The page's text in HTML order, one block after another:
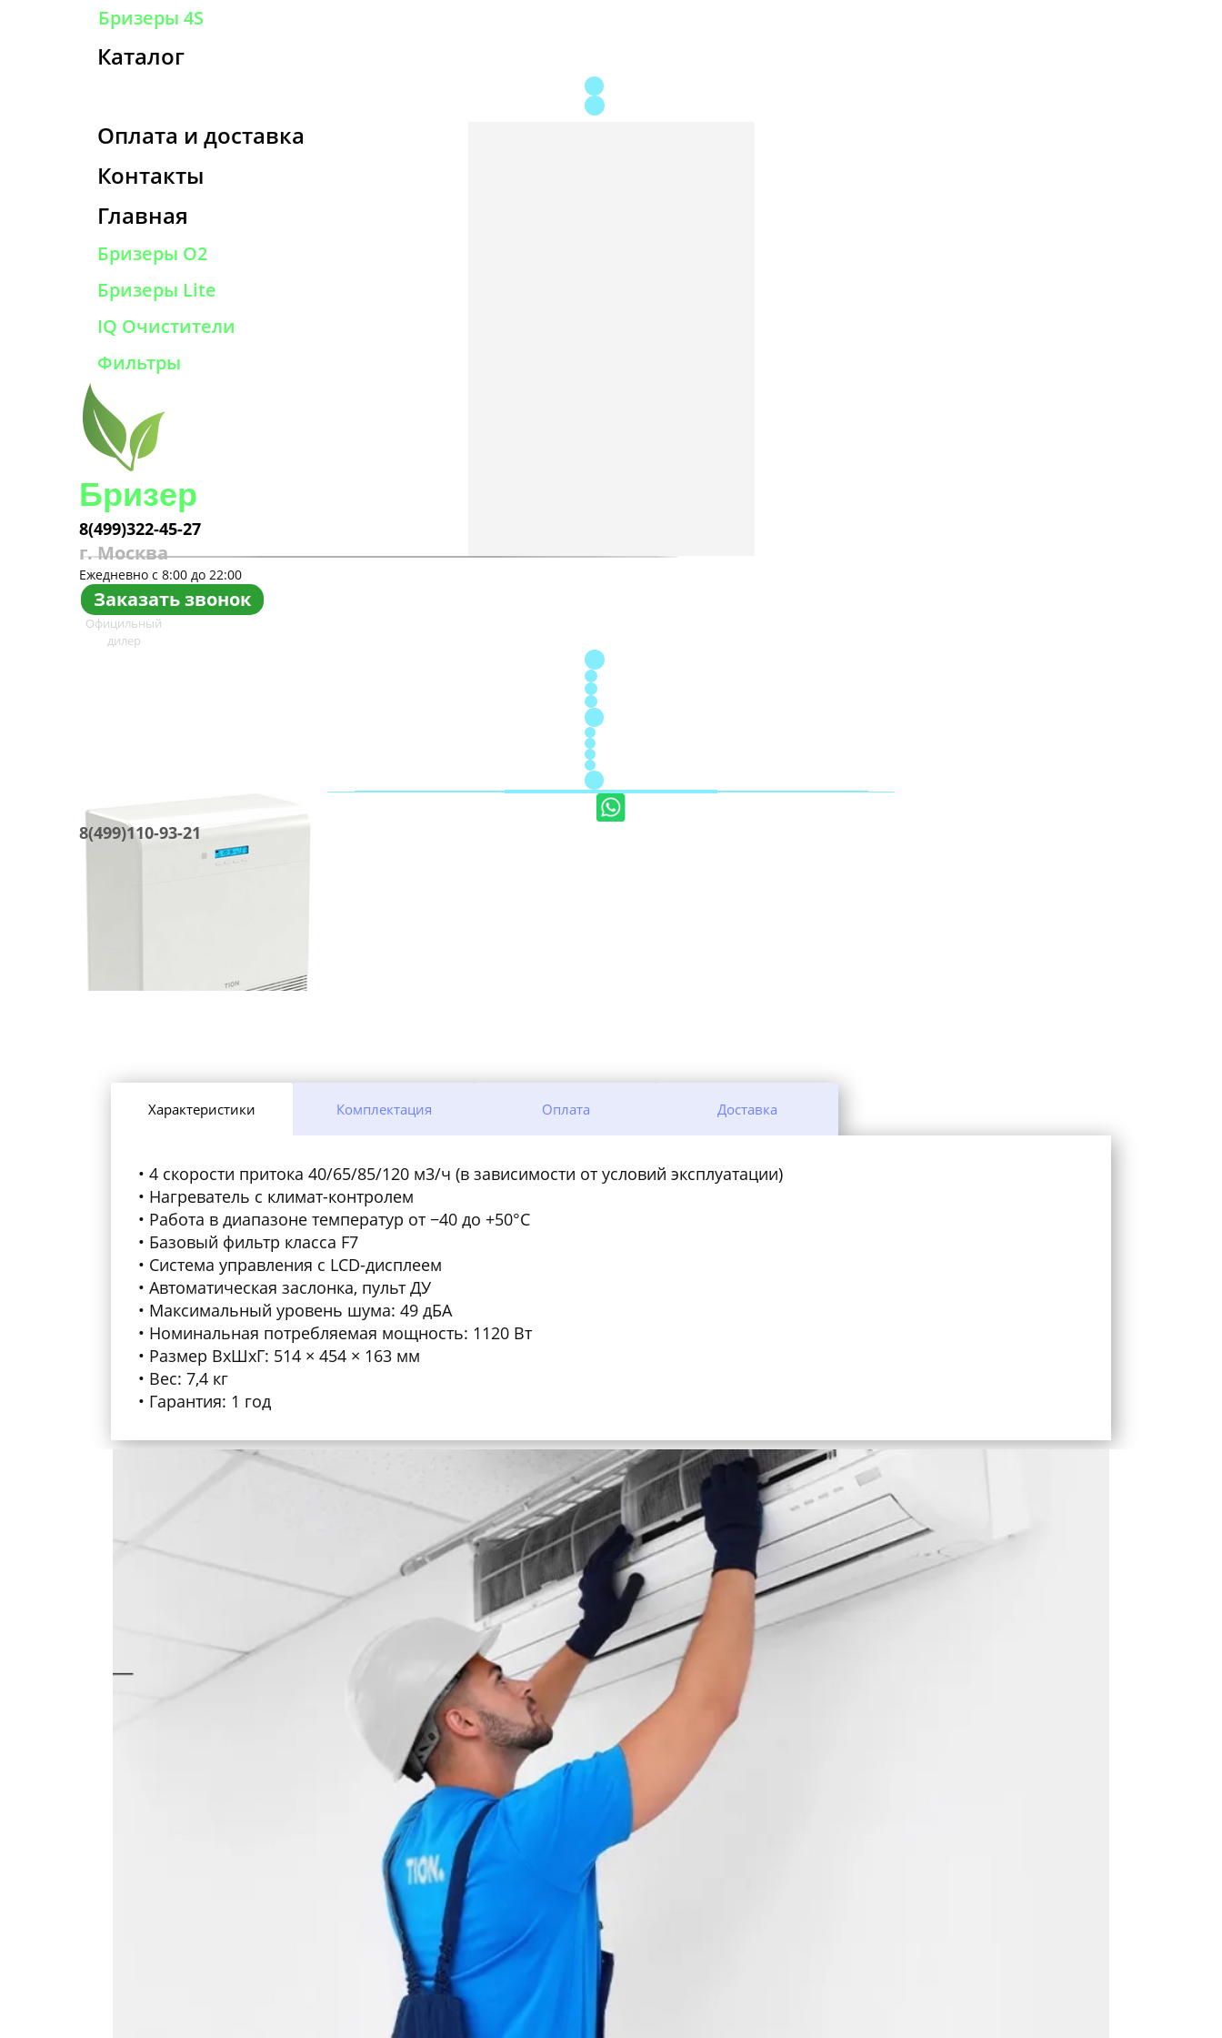
Бризеры 4S
Каталог
Оплата и доставка
Контакты
Главная
Бризеры O2
Бризеры Lite
IQ Очистители
Фильтры
Бризер
8(499)322-45-27
г. Москва
Ежедневно с 8:00 до 22:00
Заказать звонок
Официльный
дилер
8(499)110-93-21
TION. Бризер O2 Base
До 30.04.2026г скидки до 30%!
Нашли дешевле-мы сможем предложить цену лучше!
46 900 руб.
54 900 руб.
Умная приточная вентиляция. Базовая станция
Бризер снабжен функцией подогрева воздуха и
автоматически подогревает приточный воздух до
заданной пользователем комфортной температуры.
Характеристики Комплектация Оплата Доставка
4 скорости притока 40/65/85/120 м3/ч (в зависимости от условий эксплуатации)
Нагреватель с климат-контролем
Работа в диапазоне температур от −40 до +50°С
Базовый фильтр класса F7
Система управления с LCD-дисплеем
Автоматическая заслонка, пульт ДУ
Максимальный уровень шума: 49 дБА
Номинальная потребляемая мощность: 1120 Вт
Размер ВхШхГ: 514 × 454 × 163 мм
Вес: 7,4 кг
Гарантия: 1 год